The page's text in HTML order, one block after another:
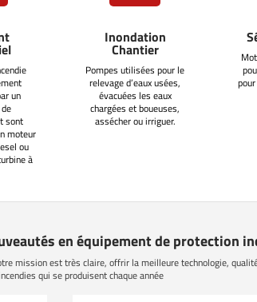
un
sont
moteur
ou
à
Inondation
Chantier
Pompes utilisées pour le
relevage d’eaux usées,
évacuées les eaux
chargées et boueuses,
assécher ou irriguer.
en équipement de protection
mission est très claire, offrir la meilleure technologie,
qui se produisent chaque année